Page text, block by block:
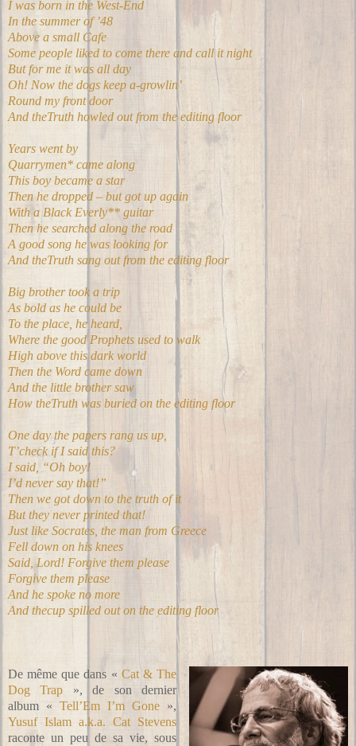
I was born in the West-End
In the summer of ’48
Above a small Cafe
Some people liked to come there and call it night
But for me it was all day
Oh! Now the dogs keep a-growlin’
Round my front door
And theTruth howled out from the editing floor
Years went by
Quarrymen* came along
This boy became a star
Then he dropped – but got up again
With a Black Everly** guitar
Then he searched along the road
A good song he was looking for
And theTruth sang out from the editing floor
Big brother took a trip
As bold as he could be
To the place, he heard,
Where the good Prophets used to walk
High above this dark world
Then the Word came down
And the little brother saw
How theTruth was buried on the editing floor
One day the papers rang us up,
T’check if I said this?
I said, “Oh boy!
I’d never say that!”
Then we got down to the truth of it
But they never printed that!
Just like Socrates, the man from Greece
Fell down on his knees
Said, Lord! Forgive them please
Forgive them please
And he spoke no more
And thecup spilled out on the editing floor
De même que dans « Cat & The
Dog Trap », de son dernier
album « Tell’Em I’m Gone »,
Yusuf Islam a.k.a. Cat Stevens
raconte un peu de sa vie, sous